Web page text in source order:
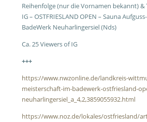
Reihenfolge (nur die Vornamen bekannt) &
IG – OSTFRIESLAND OPEN – Sauna
BadeWerk Neuharlingersiel (Nds)
Ca. 25 Viewers of IG
+++
https://www.nwzonline.de/landkreis-
meisterschaft-im-badewerk-ostfriesland-
neuharlingersiel_a_4,2,3859055932.html
https://www.noz.de/lokales/ostfriesland/